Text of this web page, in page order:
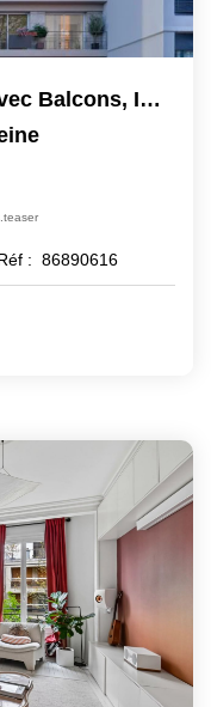
Neuilly/Villiers : 68m², 2ch Avec Balcons, Immeuble Neuf
: 86890616